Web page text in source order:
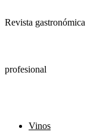
Revista gastronómica
profesional
Vinos